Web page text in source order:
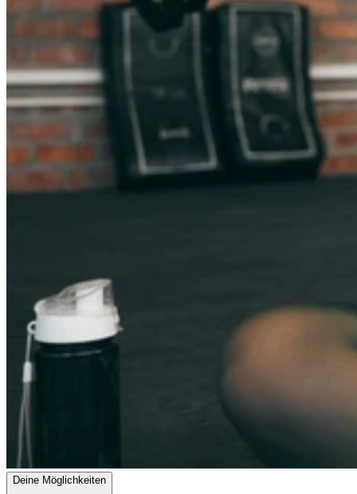
Deine Möglichkeiten